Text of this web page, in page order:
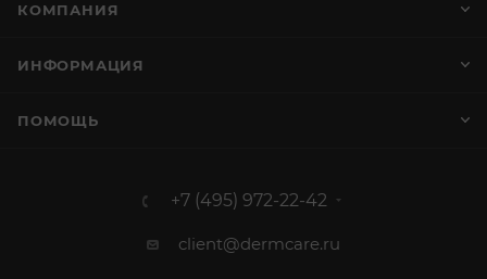
КОМПАНИЯ
ИНФОРМАЦИЯ
ПОМОЩЬ
+7 (495) 972-22-42
client@dermcare.ru